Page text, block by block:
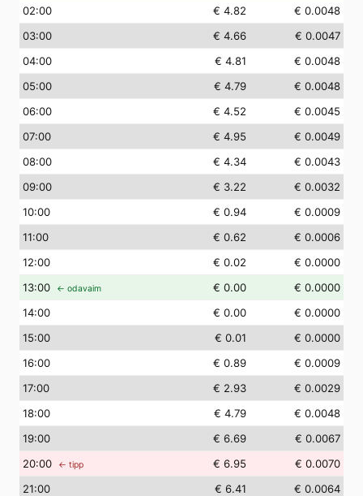
02:00 € 4.82
€ 0.0048
03:00 € 4.66
€ 0.0047
04:00 € 4.81
€ 0.0048
05:00 € 4.79
€ 0.0048
06:00 € 4.52
€ 0.0045
07:00 € 4.95
€ 0.0049
08:00 € 4.34
€ 0.0043
09:00 € 3.22
€ 0.0032
10:00 € 0.94
€ 0.0009
11:00 € 0.62
€ 0.0006
12:00 € 0.02
€ 0.0000
13:00 ← odavaim € 0.00
€ 0.0000
14:00 € 0.00
€ 0.0000
15:00 € 0.01
€ 0.0000
16:00 € 0.89
€ 0.0009
17:00 € 2.93
€ 0.0029
18:00 € 4.79
€ 0.0048
19:00 € 6.69
€ 0.0067
20:00 ← tipp € 6.95
€ 0.0070
21:00 € 6.41
€ 0.0064